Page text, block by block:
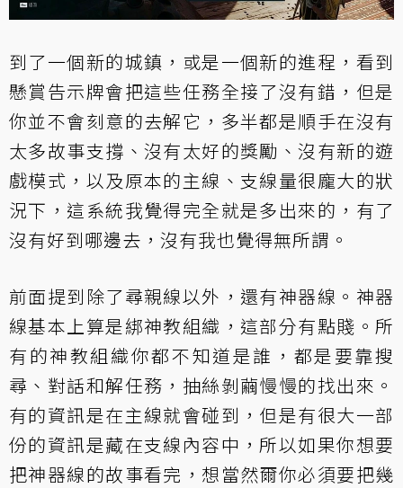
到了一個新的城鎮，或是一個新的進程，看到
懸賞告示牌會把這些任務全接了沒有錯，但是
你並不會刻意的去解它，多半都是順手在沒有
太多故事支撐、沒有太好的獎勵、沒有新的遊
戲模式，以及原本的主線、支線量很龐大的狀
況下，這系統我覺得完全就是多出來的，有了
沒有好到哪邊去，沒有我也覺得無所謂。
前面提到除了尋親線以外，還有神器線。神器
線基本上算是綁神教組織，這部分有點賤。所
有的神教組織你都不知道是誰，都是要靠搜
尋、對話和解任務，抽絲剝繭慢慢的找出來。
有的資訊是在主線就會碰到，但是有很大一部
份的資訊是藏在支線內容中，所以如果你想要
把神器線的故事看完，想當然爾你必須要把幾